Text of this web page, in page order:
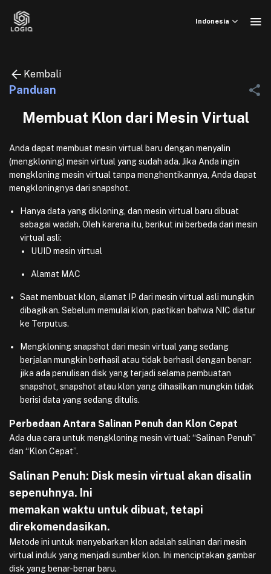
Indonesia
Kembali
Panduan
Membuat Klon dari Mesin Virtual
Anda dapat membuat mesin virtual baru dengan menyalin
(mengkloning) mesin virtual yang sudah ada. Jika Anda ingin
mengkloning mesin virtual tanpa menghentikannya, Anda dapat
mengkloningnya dari snapshot.
Hanya data yang dikloning, dan mesin virtual baru dibuat
sebagai wadah. Oleh karena itu, berikut ini berbeda dari mesin
virtual asli:
UUID mesin virtual
Alamat MAC
Saat membuat klon, alamat IP dari mesin virtual asli mungkin
dibagikan. Sebelum memulai klon, pastikan bahwa NIC diatur
ke Terputus.
Mengkloning snapshot dari mesin virtual yang sedang
berjalan mungkin berhasil atau tidak berhasil dengan benar:
jika ada penulisan disk yang terjadi selama pembuatan
snapshot, snapshot atau klon yang dihasilkan mungkin tidak
berisi data yang sedang ditulis.
Perbedaan Antara Salinan Penuh dan Klon Cepat
Ada dua cara untuk mengkloning mesin virtual: “Salinan Penuh”
dan “Klon Cepat”.
Salinan Penuh: Disk mesin virtual akan disalin
sepenuhnya. Ini
memakan waktu untuk dibuat, tetapi
direkomendasikan.
Metode ini untuk menyebarkan klon adalah salinan dari mesin
virtual induk yang menjadi sumber klon. Ini menciptakan gambar
disk yang benar-benar baru.